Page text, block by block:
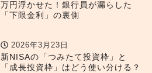
万円浮かせた！銀行員が漏らした
「下限金利」の裏側
2026年3月23日
新NISAの「つみたて投資枠」と
「成長投資枠」はどう使い分ける？